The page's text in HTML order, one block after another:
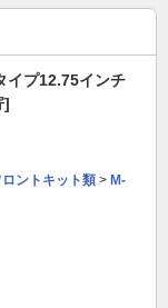
プ12.75インチ
]
ントキット類 > M-